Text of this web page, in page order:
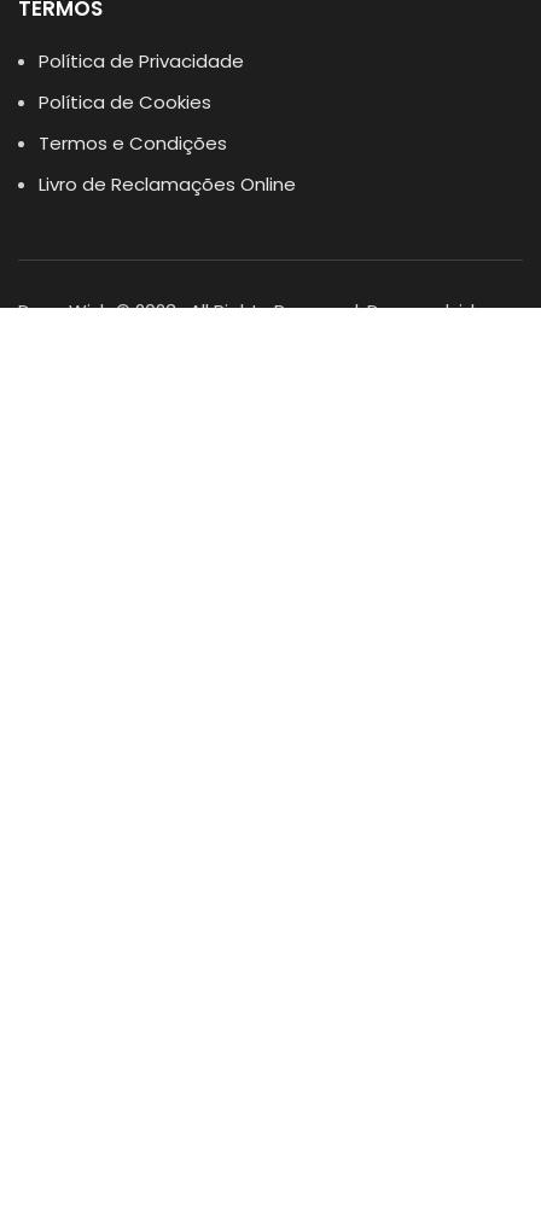
TERMOS
Política de Privacidade
Política de Cookies
Termos e Condições
Livro de Reclamações Online
Dogs Wish © 2023 . All Rights Reserved. Desenvolvido por